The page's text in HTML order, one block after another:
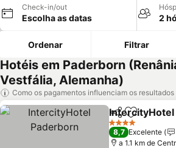
Check-in/out
Escolha as datas 2
Ordenar Filtrar
Hotéis em Paderborn
Vestfália, Alemanha)
Como os pagamentos influenciam os resultados
PartilharAdicionar
4 Estrelas
8,7 Excelente
a 1.1 km de